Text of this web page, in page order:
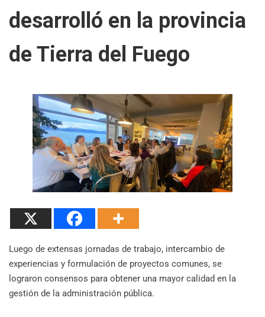
desarrolló en la provincia
de Tierra del Fuego
Luego de extensas jornadas de trabajo, intercambio de
experiencias y formulación de proyectos comunes, se
lograron consensos para obtener una mayor calidad en la
gestión de la administración pública.